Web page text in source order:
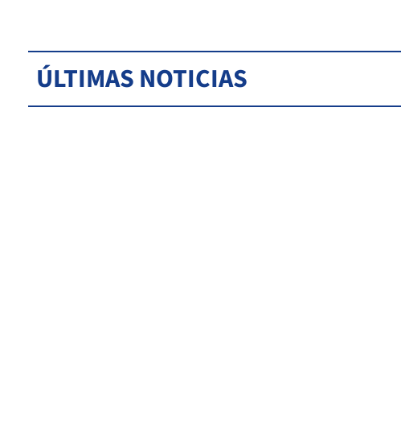
ÚLTIMAS NOTICIAS